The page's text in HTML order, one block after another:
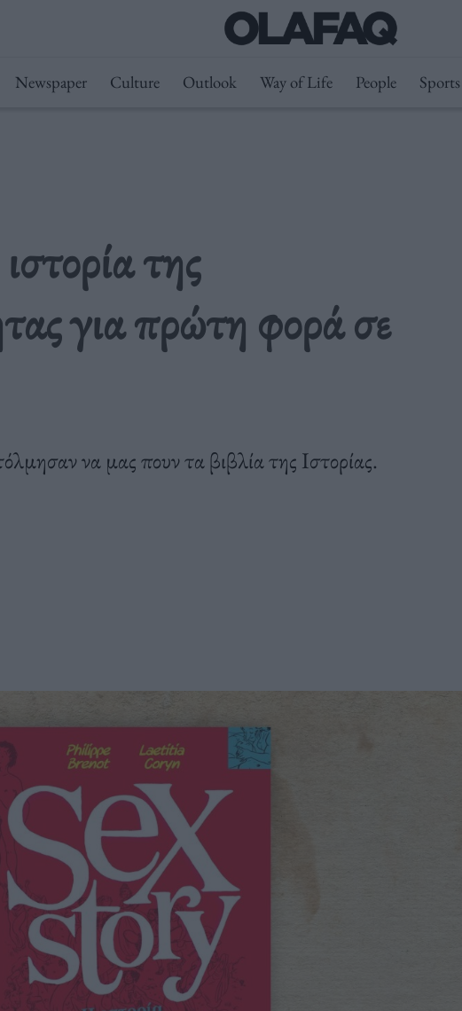
Newspaper Culture Outlook Way of Life People Sports
της
για πρώτη φορά σε
να μας πουν τα βιβλία της Ιστορίας.